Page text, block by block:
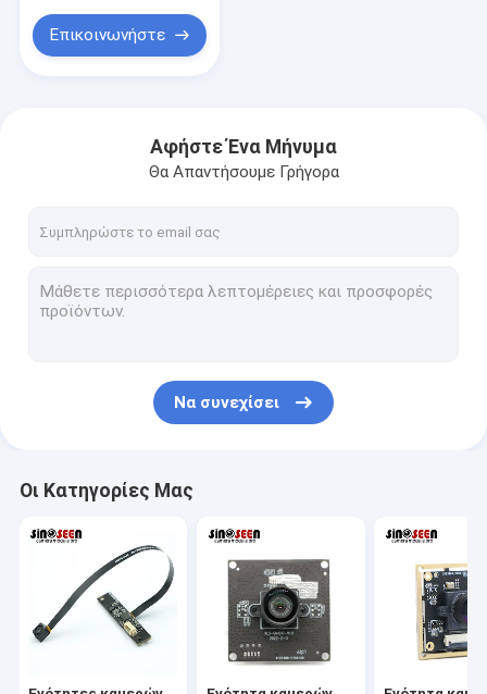
Επικοινωνήστε
Αφήστε Ένα Μήνυμα
Θα Απαντήσουμε Γρήγορα
Να συνεχίσει
Οι Κατηγορίες Μας